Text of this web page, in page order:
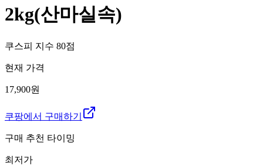
2kg(산마실속)
쿠스피 지수 80점
현재 가격
17,900원
쿠팡에서 구매하기
구매 추천 타이밍
최저가